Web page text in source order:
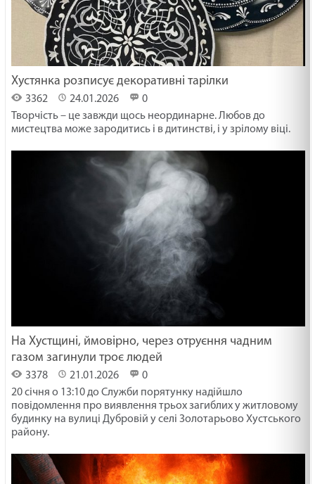
Хустянка розписує декоративні тарілки
3362 24.01.2026
0
Творчість – це завжди щось неординарне. Любов до
мистецтва може зародитись і в дитинстві, і у зрілому віці.
На Хустщині, ймовірно, через отруєння чадним
газом загинули троє людей
3378 21.01.2026
0
20 січня о 13:10 до Служби порятунку надійшло
повідомлення про виявлення трьох загиблих у житловому
будинку на вулиці Дубровій у селі Золотарьово Хустського
району.